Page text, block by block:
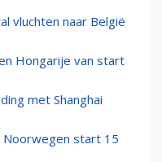
vluchten naar België
Hongarije van start
met Shanghai
Noorwegen start 15